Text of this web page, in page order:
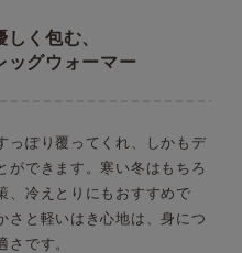
く包む、
ッグウォーマー
っぽり覆ってくれ、しかもデ
ができます。寒い冬はもちろ
、冷えとりにもおすすめで
さと軽いはき心地は、身につ
さです。